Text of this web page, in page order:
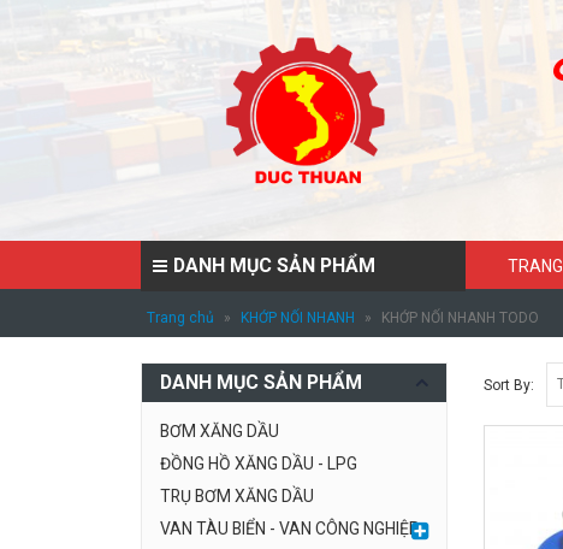
Trang chủ » KHỚP NỐI NHANH » KHỚP NỐI NHANH TODO
DANH MỤC SẢN PHẨM
Sort By:
DANH MỤC SẢN PHẨM
BƠM XĂNG DẦU
ĐỒNG HỒ XĂNG DẦU - LPG
TRỤ BƠM XĂNG DẦU
VAN TÀU BIỂN - VAN CÔNG NGHIỆP